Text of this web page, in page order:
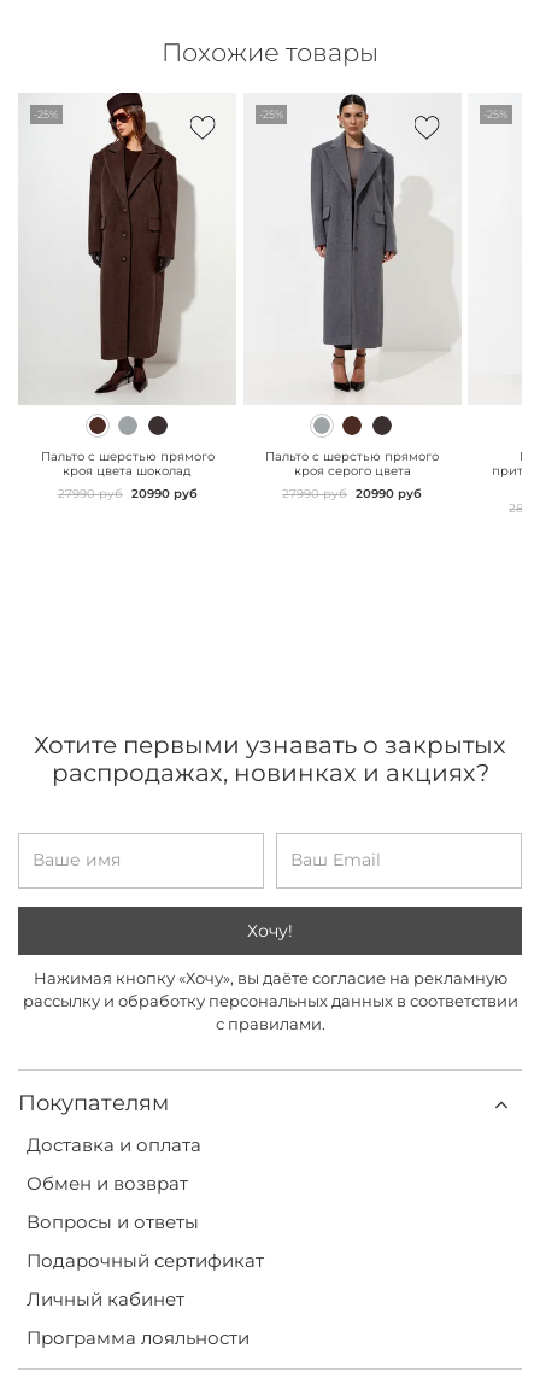
Похожие товары
-25%
" class="js-prevent-
images">
Пальто с шерстью прямого
кроя цвета шоколад
27990 руб 20990 руб
-25%
" class="js-prevent-
images">
Пальто с шерстью прямого
кроя серого цвета
27990 руб 20990 руб
-25%
Покупателям
Доставка и оплата
Обмен и возврат
Вопросы и ответы
Подарочный сертификат
Личный кабинет
Программа лояльности
Хотите первыми узнавать о закрытых
распродажах, новинках и акциях?
Хочу!
Нажимая кнопку «Хочу», вы даёте согласие на рекламную
рассылку и обработку персональных данных в соответствии
с правилами.